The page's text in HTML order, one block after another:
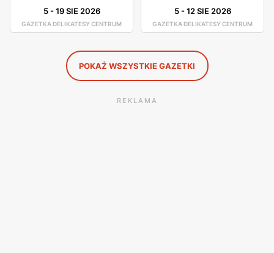
musisz wsiadać w samochód, by pójść na zakupy, gdyż
jest ogromne prawdopodobieństwo, że sklep Delikatesy
Centrum znajduje się w niedalekiej odległości od Ciebie.
5-19 SIE 2026
GAZETKA DELIKATESY CENTRUM
5-12 SIE 2026
GAZETKA DELIKATESY CENTRUM
POKAŻ WSZYSTKIE GAZETKI
REKLAMA